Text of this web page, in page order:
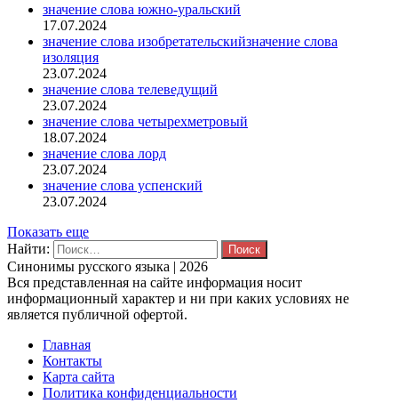
значение слова южно-уральский
17.07.2024
значение слова изобретательскийзначение слова
изоляция
23.07.2024
значение слова телеведущий
23.07.2024
значение слова четырехметровый
18.07.2024
значение слова лорд
23.07.2024
значение слова успенский
23.07.2024
Показать еще
Найти:
Синонимы русского языка | 2026
Вся представленная на сайте информация носит
информационный характер и ни при каких условиях не
является публичной офертой.
Главная
Контакты
Карта сайта
Политика конфиденциальности